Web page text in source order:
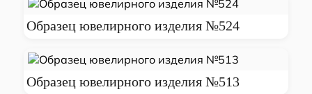
Образец ювелирного изделия №524
Образец ювелирного изделия №513